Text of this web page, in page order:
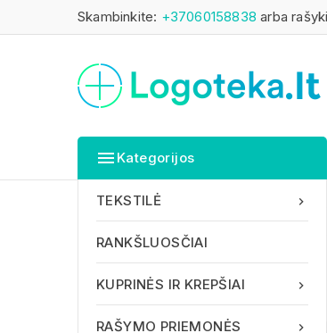
Skambinkite: +37060158838 arba
 Kategorijos

TEKSTILĖ
RANKŠLUOSČIAI

KUPRINĖS IR KREPŠIAI

RAŠYMO PRIEMONĖS
Pagrindinis TEKSTILĖ